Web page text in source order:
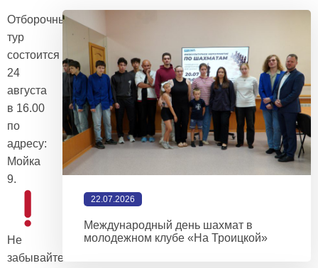
Отборочный
тур
состоится
24
августа
в 16.00
по
адресу:
Мойка
9.
Не
забывайте
22.07.2026
Международный день шахмат в
молодежном клубе «На Троицкой»